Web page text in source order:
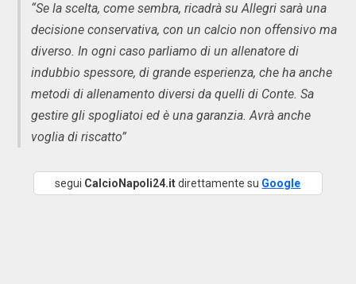
“Se la scelta, come sembra, ricadrà su Allegri sarà una
decisione conservativa, con un calcio non offensivo ma
diverso. In ogni caso parliamo di un allenatore di
indubbio spessore, di grande esperienza, che ha anche
metodi di allenamento diversi da quelli di Conte. Sa
gestire gli spogliatoi ed è una garanzia. Avrà anche
voglia di riscatto”
segui CalcioNapoli24.itdirettamente su Google